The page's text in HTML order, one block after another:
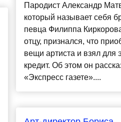
Пародист Александр
который называет себя
певца Филиппа
отцу, признался, что
вещи артиста и взял для
кредит. Об этом он
«Экспресс газете»....